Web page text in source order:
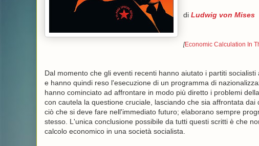
di Ludwig von Mises
[Economic Calculation In
Dal momento che gli eventi recenti hanno aiutato i partiti
e hanno quindi reso l'esecuzione di un programma di
hanno cominciato ad affrontare in modo più diretto i problemi
con cautela la questione cruciale, lasciando che sia affrontata
ciò che si deve fare nell'immediato futuro; elaborano sempre
stesso. L'unica conclusione possibile da tutti questi scritti è che
calcolo economico in una società socialista.